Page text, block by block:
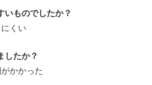
いものでしたか？
くい
したか？
かかった